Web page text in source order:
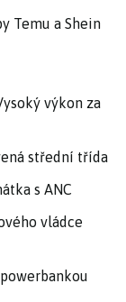
Temu a Shein
výkon za
střední třída
s ANC
vládce